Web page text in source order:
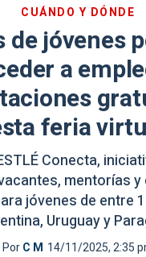
CUÁNDO Y DÓNDE
de jóvenes
a
feria
Conecta,
mentorías
jóvenes de entre
Uruguay y
PorC M 14/11/2025, 2:35